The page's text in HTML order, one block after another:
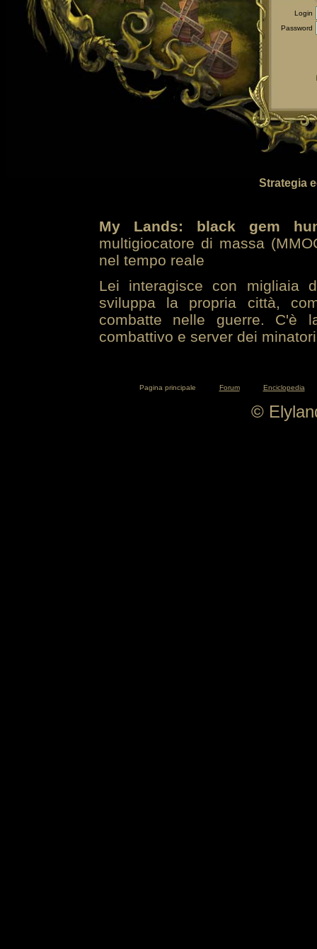
Login
Password
Strategia
My Lands: black gem
multigiocatore di massa
nel tempo reale
Lei interagisce con migliaia
sviluppa la propria città,
combatte nelle guerre. C'è
combattivo e server dei
Pagina principale Forum Enciclopedia
©